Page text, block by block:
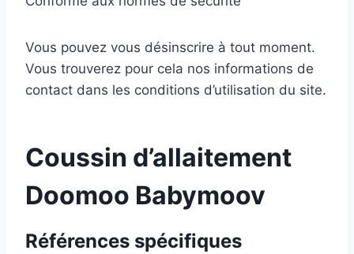
Vous pouvez vous désinscrire à tout moment.
Vous trouverez pour cela nos informations de
contact dans les conditions d’utilisation du site.
Coussin d’allaitement
Doomoo Babymoov
Références spécifiques